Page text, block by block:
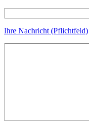
Ihre Nachricht (Pflichtfeld)